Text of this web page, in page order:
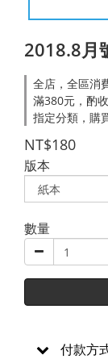
2018.8月
全店，全區消
滿380元，酌
指定分類，購
NT$180
版本
數量
付款方